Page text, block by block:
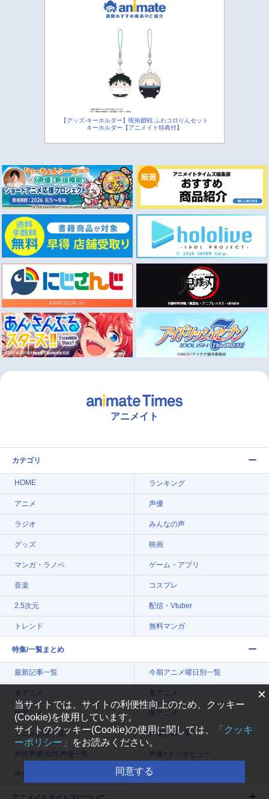
【グッズ-キーホルダー】呪術廻戦 ふわコロりんセット
キーホルダー【アニメイト特典付】
アニメイト
カテゴリ
HOME ランキング
アニメ 声優
ラジオ みんなの声
グッズ 映画
マンガ・ラノベ ゲーム・アプリ
音楽 コスプレ
2.5次元 配信・Vtuber
トレンド 無料マンガ
特集/一覧まとめ
最新記事一覧 今期アニメ曜日別一覧
春アニメ 夏アニメ
秋アニメ 冬アニメ
アニメ記事一覧 声優記事一覧
男性声優/女性声優一覧 声優×インタビュー
声優×レポート
×
当サイトでは、サイトの利便性向上のため、クッキー
(Cookie)を使用しています。
サイトのクッキー(Cookie)の使用に関しては、
「クッキ
ーポリシー」
をお読みください。
同意する